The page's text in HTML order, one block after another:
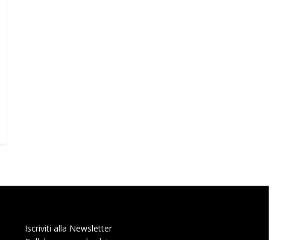
Iscriviti alla Newsletter